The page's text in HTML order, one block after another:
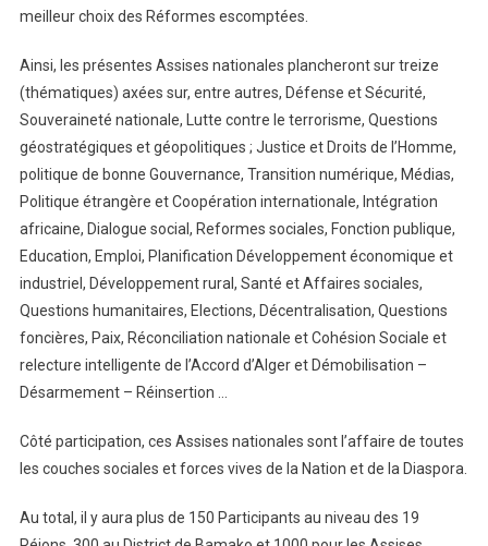
meilleur choix des Réformes escomptées.
Ainsi, les présentes Assises nationales plancheront sur treize
(thématiques) axées sur, entre autres, Défense et Sécurité,
Souveraineté nationale, Lutte contre le terrorisme, Questions
géostratégiques et géopolitiques ; Justice et Droits de l’Homme,
politique de bonne Gouvernance, Transition numérique, Médias,
Politique étrangère et Coopération internationale, Intégration
africaine, Dialogue social, Reformes sociales, Fonction publique,
Education, Emploi, Planification Développement économique et
industriel, Développement rural, Santé et Affaires sociales,
Questions humanitaires, Elections, Décentralisation, Questions
foncières, Paix, Réconciliation nationale et Cohésion Sociale et
relecture intelligente de l’Accord d’Alger et Démobilisation –
Désarmement – Réinsertion …
Côté participation, ces Assises nationales sont l’affaire de toutes
les couches sociales et forces vives de la Nation et de la Diaspora.
Au total, il y aura plus de 150 Participants au niveau des 19